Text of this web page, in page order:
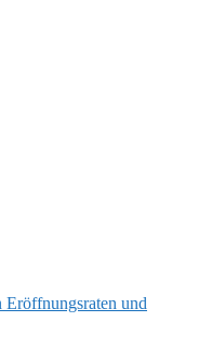
und